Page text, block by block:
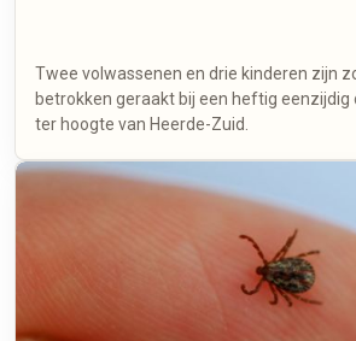
Twee volwassenen en drie kinderen zijn
betrokken geraakt bij een heftig eenzijdig
ter hoogte van Heerde-Zuid.